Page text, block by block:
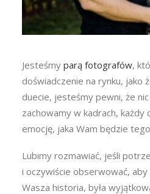
Jesteśmy parą fotografów,
doświadczenie na rynku, jako
duecie, jesteśmy pewni, że
zachowamy w kadrach, każdy
emocję, jaka Wam będzie
Lubimy rozmawiać, jeśli
i oczywiście obserwować,
Wasza historia, była